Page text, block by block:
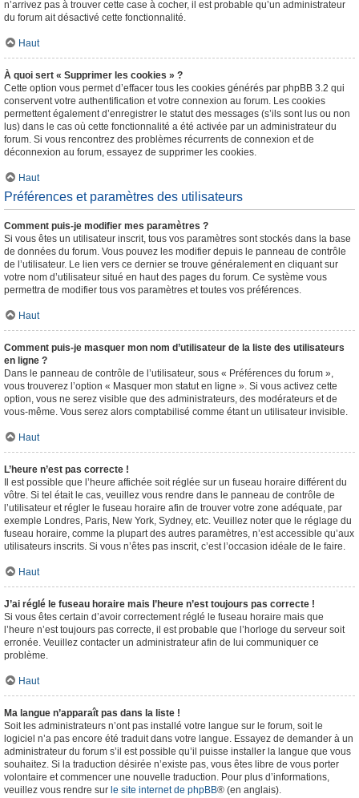
n’arrivez pas à trouver cette case à cocher, il est probable qu’un administrateur
du forum ait désactivé cette fonctionnalité.
Haut
À quoi sert « Supprimer les cookies » ?
Cette option vous permet d’effacer tous les cookies générés par phpBB 3.2 qui
conservent votre authentification et votre connexion au forum. Les cookies
permettent également d’enregistrer le statut des messages (s’ils sont lus ou non
lus) dans le cas où cette fonctionnalité a été activée par un administrateur du
forum. Si vous rencontrez des problèmes récurrents de connexion et de
déconnexion au forum, essayez de supprimer les cookies.
Haut
Préférences et paramètres des utilisateurs
Comment puis-je modifier mes paramètres ?
Si vous êtes un utilisateur inscrit, tous vos paramètres sont stockés dans la base
de données du forum. Vous pouvez les modifier depuis le panneau de contrôle
de l’utilisateur. Le lien vers ce dernier se trouve généralement en cliquant sur
votre nom d’utilisateur situé en haut des pages du forum. Ce système vous
permettra de modifier tous vos paramètres et toutes vos préférences.
Haut
Comment puis-je masquer mon nom d’utilisateur de la liste des utilisateurs
en ligne ?
Dans le panneau de contrôle de l’utilisateur, sous « Préférences du forum »,
vous trouverez l’option « Masquer mon statut en ligne ». Si vous activez cette
option, vous ne serez visible que des administrateurs, des modérateurs et de
vous-même. Vous serez alors comptabilisé comme étant un utilisateur invisible.
Haut
L’heure n’est pas correcte !
Il est possible que l’heure affichée soit réglée sur un fuseau horaire différent du
vôtre. Si tel était le cas, veuillez vous rendre dans le panneau de contrôle de
l’utilisateur et régler le fuseau horaire afin de trouver votre zone adéquate, par
exemple Londres, Paris, New York, Sydney, etc. Veuillez noter que le réglage du
fuseau horaire, comme la plupart des autres paramètres, n’est accessible qu’aux
utilisateurs inscrits. Si vous n’êtes pas inscrit, c’est l’occasion idéale de le faire.
Haut
J’ai réglé le fuseau horaire mais l’heure n’est toujours pas correcte !
Si vous êtes certain d’avoir correctement réglé le fuseau horaire mais que
l’heure n’est toujours pas correcte, il est probable que l’horloge du serveur soit
erronée. Veuillez contacter un administrateur afin de lui communiquer ce
problème.
Haut
Ma langue n’apparaît pas dans la liste !
Soit les administrateurs n’ont pas installé votre langue sur le forum, soit le
logiciel n’a pas encore été traduit dans votre langue. Essayez de demander à un
administrateur du forum s’il est possible qu’il puisse installer la langue que vous
souhaitez. Si la traduction désirée n’existe pas, vous êtes libre de vous porter
volontaire et commencer une nouvelle traduction. Pour plus d’informations,
veuillez vous rendre sur le site internet de phpBB® (en anglais).